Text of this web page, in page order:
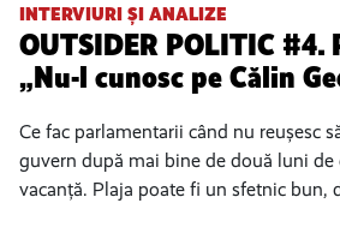
INTERVIURI ȘI ANALIZE
OUTSIDER POLITIC #4.
„Nu-l cunosc pe Călin
Ce fac parlamentarii când nu reușesc
guvern după mai bine de două luni de
vacanță. Plaja poate fi un sfetnic bun,